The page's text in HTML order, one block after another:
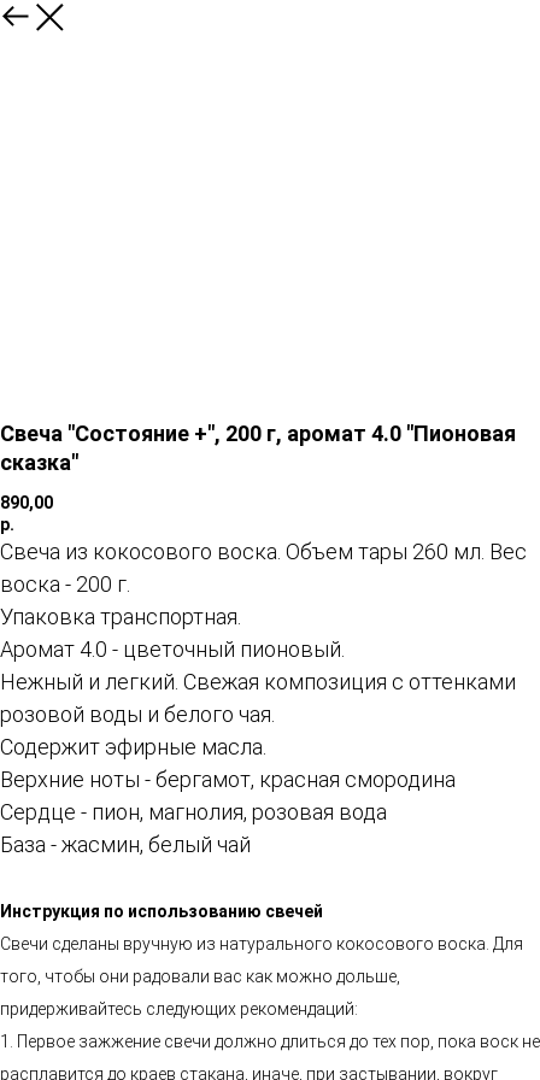
Свеча "Состояние +", 200 г, аромат 4.0 "Пионовая
сказка"
890,00
р.
Свеча из кокосового воска. Объем тары 260 мл. Вес
воска - 200 г.
Упаковка транспортная.
Аромат 4.0 - цветочный пионовый.
Нежный и легкий. Свежая композиция с оттенками
розовой воды и белого чая.
Содержит эфирные масла.
Верхние ноты - бергамот, красная смородина
Сердце - пион, магнолия, розовая вода
База - жасмин, белый чай
Инструкция по использованию свечей
Свечи сделаны вручную из натурального кокосового воска. Для
того, чтобы они радовали вас как можно дольше,
придерживайтесь следующих рекомендаций:
1. Первое зажжение свечи должно длиться до тех пор, пока воск не
расплавится до краев стакана, иначе, при застывании, вокруг